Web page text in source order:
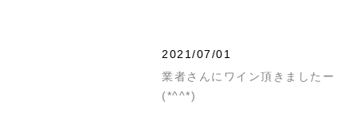
2021/07/01
業者さんにワイン頂きましたー
(*^^*)